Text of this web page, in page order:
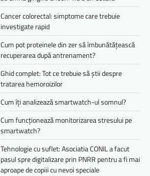
Cancer colorectal: simptome care trebuie
investigate rapid
Cum pot proteinele din zer să îmbunătățească
recuperarea după antrenament?
Ghid complet: Tot ce trebuie să știi despre
tratarea hemoroizilor
Cum îți analizează smartwatch-ul somnul?
Cum funcționează monitorizarea stresului pe
smartwatch?
Tehnologie cu suflet: Asociatia CONIL a facut
pasul spre digitalizare prin PNRR pentru a fi mai
aproape de copiii cu nevoi speciale